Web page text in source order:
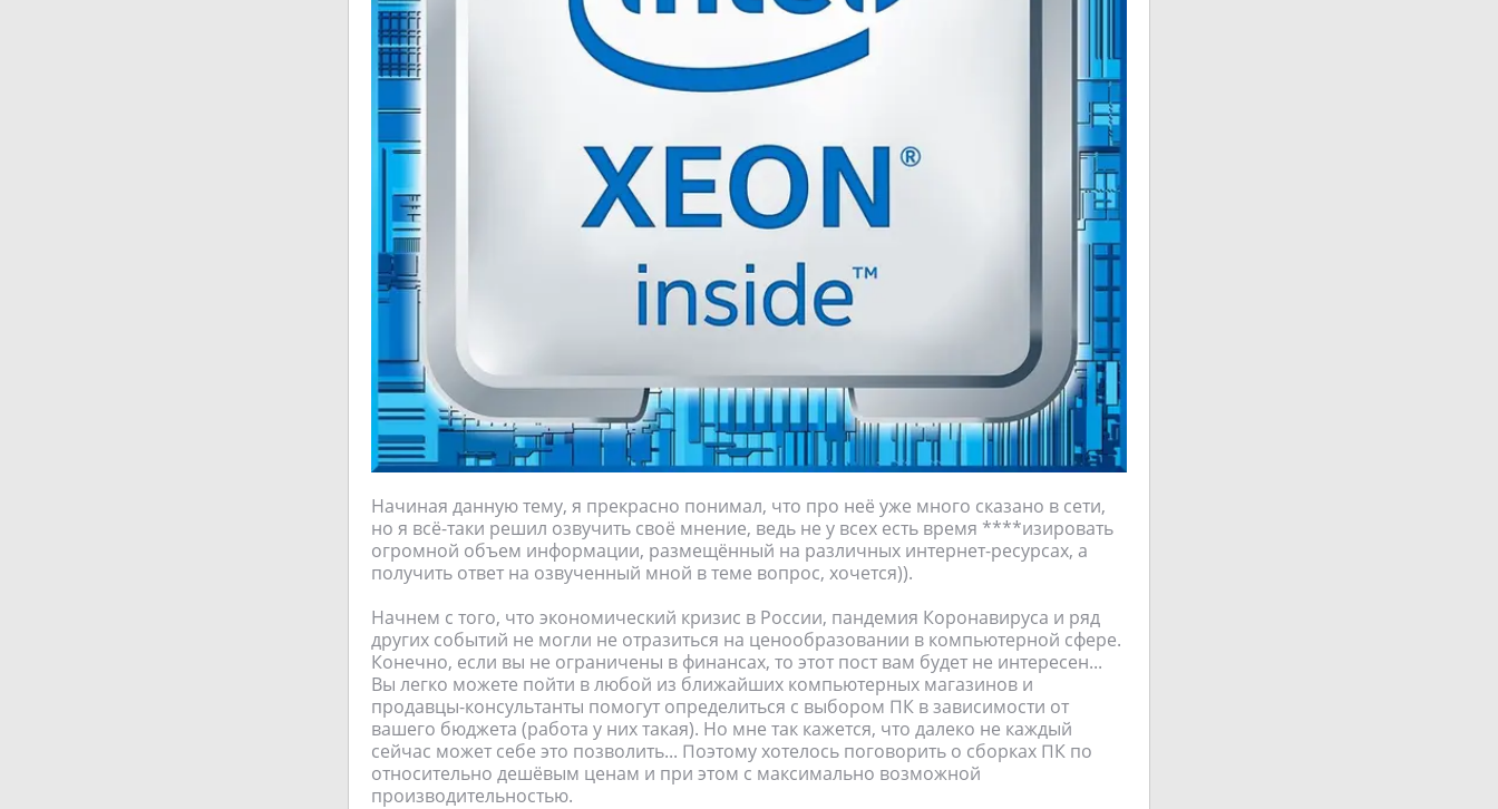
Начиная данную тему, я прекрасно понимал, что про неё уже много сказано в сети,
но я всё-таки решил озвучить своё мнение, ведь не у всех есть время ****изировать
огромной объем информации, размещённый на различных интернет-ресурсах, а
получить ответ на озвученный мной в теме вопрос, хочется)).
Начнем с того, что экономический кризис в России, пандемия Коронавируса и ряд
других событий не могли не отразиться на ценообразовании в компьютерной сфере.
Конечно, если вы не ограничены в финансах, то этот пост вам будет не интересен...
Вы легко можете пойти в любой из ближайших компьютерных магазинов и
продавцы-консультанты помогут определиться с выбором ПК в зависимости от
вашего бюджета (работа у них такая). Но мне так кажется, что далеко не каждый
сейчас может себе это позволить... Поэтому хотелось поговорить о сборках ПК по
относительно дешёвым ценам и при этом с максимально возможной
производительностью.